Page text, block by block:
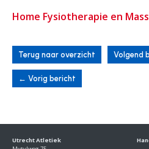
Home Fysiotherapie en
Terug naar overzicht Volgend
← Vorig bericht
Utrecht Atletiek